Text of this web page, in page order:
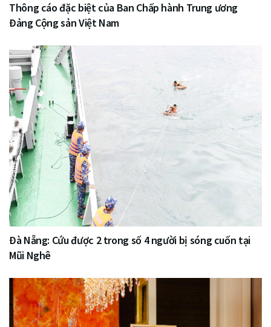
Thông cáo đặc biệt của Ban Chấp hành Trung ương
Đảng Cộng sản Việt Nam
Đà Nẵng: Cứu được 2 trong số 4 người bị sóng cuốn tại
Mũi Nghê